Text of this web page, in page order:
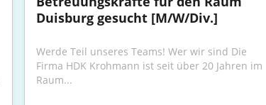
Duisburg gesucht [M/W/Div.]
Werde Teil unseres Teams! Wer wir sind Die
Firma HDK Krohmann ist seit über 20 Jahren im
Raum...